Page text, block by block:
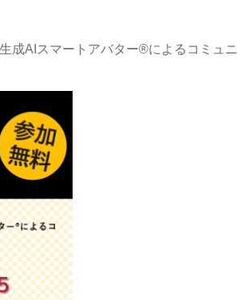
成AIスマートアバター®によるコミュ